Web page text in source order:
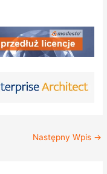
Następny Wpis →